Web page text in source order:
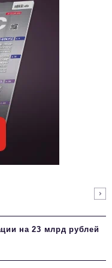
на 23 млрд рублей